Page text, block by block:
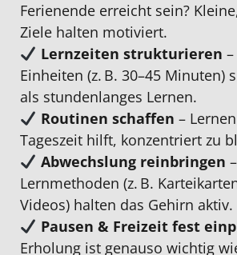
Ferienende erreicht sein?
Ziele halten motiviert.
Lernzeiten strukturieren
Einheiten (z. B. 30–45 Minuten)
als stundenlanges Lernen.
Routinen schaffen –
Tageszeit hilft, konzentriert zu
Abwechslung reinbringen
Lernmethoden (z. B.
Videos) halten das Gehirn aktiv.
Pausen & Freizeit fest
Erholung ist genauso wichtig